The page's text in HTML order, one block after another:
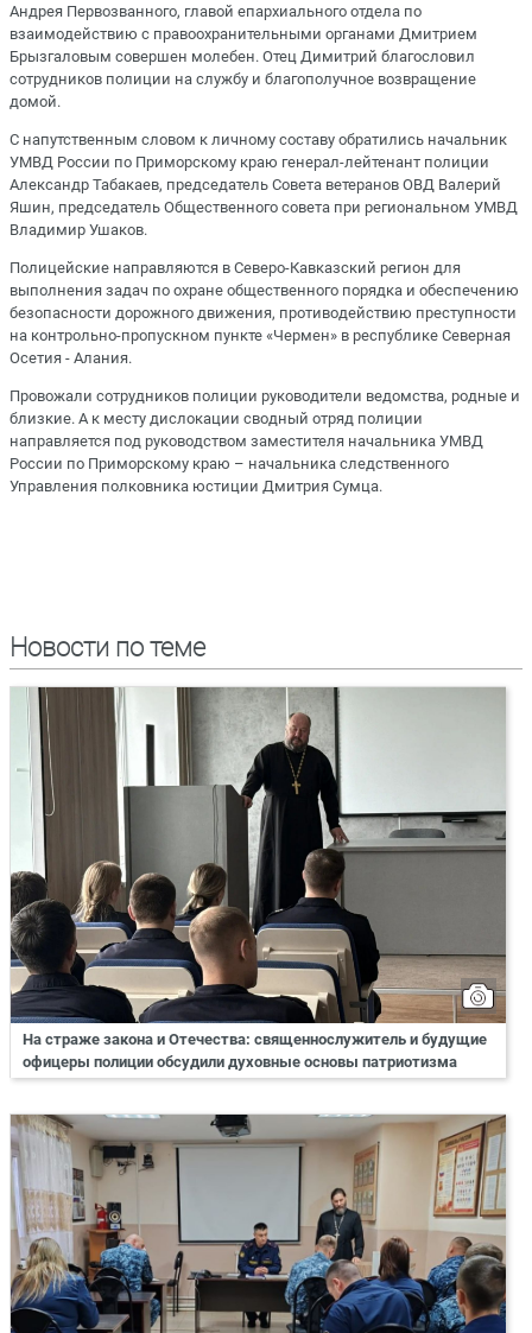
Андрея Первозванного, главой епархиального отдела по
взаимодействию с правоохранительными органами Дмитрием
Брызгаловым совершен молебен. Отец Димитрий благословил
сотрудников полиции на службу и благополучное возвращение
домой.
С напутственным словом к личному составу обратились начальник
УМВД России по Приморскому краю генерал-лейтенант полиции
Александр Табакаев, председатель Совета ветеранов ОВД Валерий
Яшин, председатель Общественного совета при региональном УМВД
Владимир Ушаков.
Полицейские направляются в Северо-Кавказский регион для
выполнения задач по охране общественного порядка и обеспечению
безопасности дорожного движения, противодействию преступности
на контрольно-пропускном пункте «Чермен» в республике Северная
Осетия - Алания.
Провожали сотрудников полиции руководители ведомства, родные и
близкие. А к месту дислокации сводный отряд полиции
направляется под руководством заместителя начальника УМВД
России по Приморскому краю – начальника следственного
Управления полковника юстиции Дмитрия Сумца.
Новости по теме
На страже закона и Отечества: священнослужитель и будущие
офицеры полиции обсудили духовные основы патриотизма